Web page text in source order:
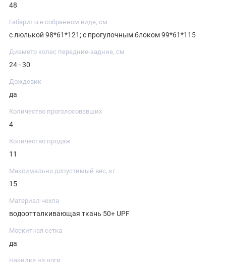
48
Габариты в собранном виде, см
с люлькой 98*61*121; с прогулочным блоком 99*61*115
Диаметр колес передние-задние, см
24 - 30
Дождевик
да
Количество проголосовавших
4
Количество продаж
11
Максимально допустимый вес, кг
15
Материал чехла
водоотталкивающая ткань 50+ UPF
Москитная сетка
да
Накидка на ноги